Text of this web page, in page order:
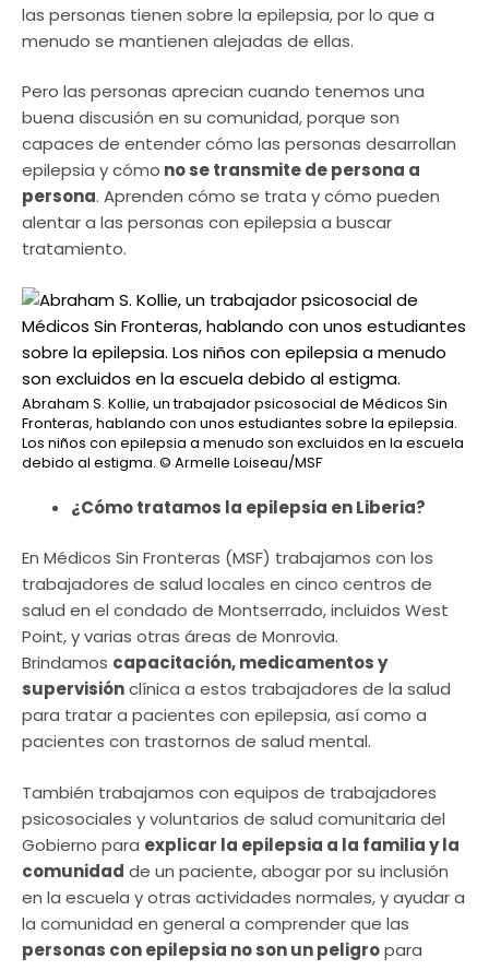
las personas tienen sobre la epilepsia, por lo que a
menudo se mantienen alejadas de ellas.
Pero las personas aprecian cuando tenemos una
buena discusión en su comunidad, porque son
capaces de entender cómo las personas desarrollan
epilepsia y cómo no se transmite de persona a
persona. Aprenden cómo se trata y cómo pueden
alentar a las personas con epilepsia a buscar
tratamiento.
Abraham S. Kollie, un trabajador psicosocial de Médicos Sin
Fronteras, hablando con unos estudiantes sobre la epilepsia.
Los niños con epilepsia a menudo son excluidos en la escuela
debido al estigma. © Armelle Loiseau/MSF
¿Cómo tratamos la epilepsia en Liberia?
En Médicos Sin Fronteras (MSF) trabajamos con los
trabajadores de salud locales en cinco centros de
salud en el condado de Montserrado, incluidos West
Point, y varias otras áreas de Monrovia.
Brindamos capacitación, medicamentos y
supervisiónclínica a estos trabajadores de la salud
para tratar a pacientes con epilepsia, así como a
pacientes con trastornos de salud mental.
También trabajamos con equipos de trabajadores
psicosociales y voluntarios de salud comunitaria del
Gobierno para explicar la epilepsia a la familia y la
comunidad de un paciente, abogar por su inclusión
en la escuela y otras actividades normales, y ayudar a
la comunidad en general a comprender que las
personas con epilepsia no son un peligropara